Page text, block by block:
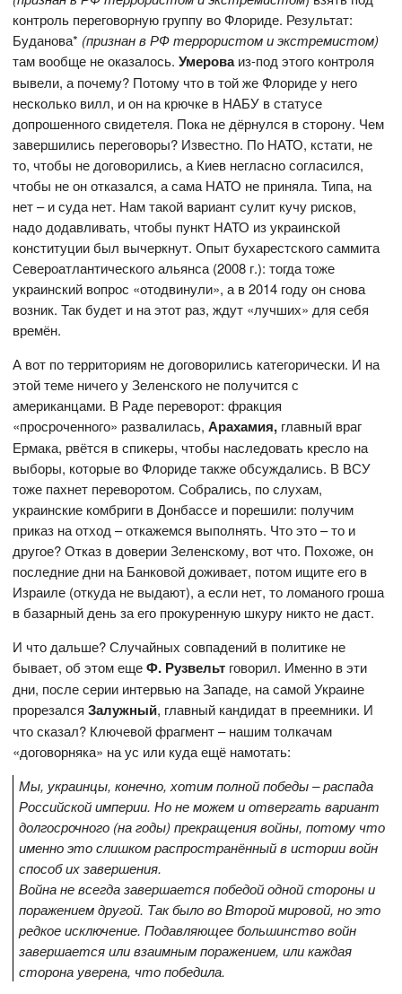
контроль переговорную группу во Флориде. Результат:
Буданова* (признан в РФ террористом и экстремистом)
там вообще не оказалось.Умероваиз-под этого контроля
вывели, а почему? Потому что в той же Флориде у него
несколько вилл, и он на крючке в НАБУ в статусе
допрошенного свидетеля. Пока не дёрнулся в сторону. Чем
завершились переговоры? Известно. По НАТО, кстати, не
то, чтобы не договорились, а Киев негласно согласился,
чтобы не он отказался, а сама НАТО не приняла. Типа, на
нет – и суда нет. Нам такой вариант сулит кучу рисков,
надо додавливать, чтобы пункт НАТО из украинской
конституции был вычеркнут. Опыт бухарестского саммита
Североатлантического альянса (2008 г.): тогда тоже
украинский вопрос «отодвинули», а в 2014 году он снова
возник. Так будет и на этот раз, ждут «лучших» для себя
времён.
А вот по территориям не договорились категорически. И на
этой теме ничего у Зеленского не получится с
американцами. В Раде переворот: фракция
«просроченного» развалилась,Арахамия, главный враг
Ермака, рвётся в спикеры, чтобы наследовать кресло на
выборы, которые во Флориде также обсуждались. В ВСУ
тоже пахнет переворотом. Собрались, по слухам,
украинские комбриги в Донбассе и порешили: получим
приказ на отход – откажемся выполнять. Что это – то и
другое? Отказ в доверии Зеленскому, вот что. Похоже, он
последние дни на Банковой доживает, потом ищите его в
Израиле (откуда не выдают), а если нет, то ломаного гроша
в базарный день за его прокуренную шкуру никто не даст.
И что дальше? Случайных совпадений в политике не
бывает, об этом ещеФ. Рузвельт говорил. Именно в эти
дни, после серии интервью на Западе, на самой Украине
прорезалсяЗалужный, главный кандидат в преемники. И
что сказал? Ключевой фрагмент – нашим толкачам
«договорняка» на ус или куда ещё намотать:
Мы, украинцы, конечно, хотим полной победы – распада
Российской империи. Но не можем и отвергать вариант
долгосрочного (на годы) прекращения войны, потому что
именно это слишком распространённый в истории войн
способ их завершения.
Война не всегда завершается победой одной стороны и
поражением другой. Так было во Второй мировой, но это
редкое исключение. Подавляющее большинство войн
завершается или взаимным поражением, или каждая
сторона уверена, что победила.